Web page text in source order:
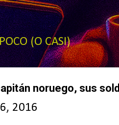
Ir al contenido
(O CASI)
noruego, sus
2016